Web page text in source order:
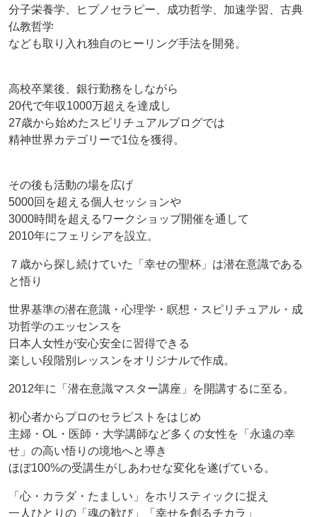
分子栄養学、ヒプノセラピー、成功哲学、加速学習、古典
仏教哲学
なども取り入れ独自のヒーリング手法を開発。
高校卒業後、銀行勤務をしながら
20代で年収1000万超えを達成し
27歳から始めたスピリチュアルブログでは
精神世界カテゴリーで1位を獲得。
その後も活動の場を広げ
5000回を超える個人セッションや
3000時間を超えるワークショップ開催を通して
2010年にフェリシアを設立。
７歳から探し続けていた「幸せの聖杯」は潜在意識である
と悟り
世界基準の潜在意識・心理学・瞑想・スピリチュアル・成
功哲学のエッセンスを
日本人女性が安心安全に習得できる
楽しい段階別レッスンをオリジナルで作成。
2012年に「潜在意識マスター講座」を開講するに至る。
初心者からプロのセラピストをはじめ
主婦・OL・医師・大学講師など多くの女性を「永遠の幸
せ」の高い悟りの境地へと導き
ほぼ100%の受講生がしあわせな変化を遂げている。
「心・カラダ・たましい」をホリスティックに捉え
一人ひとりの「魂の歓び」「幸せを創るチカラ」